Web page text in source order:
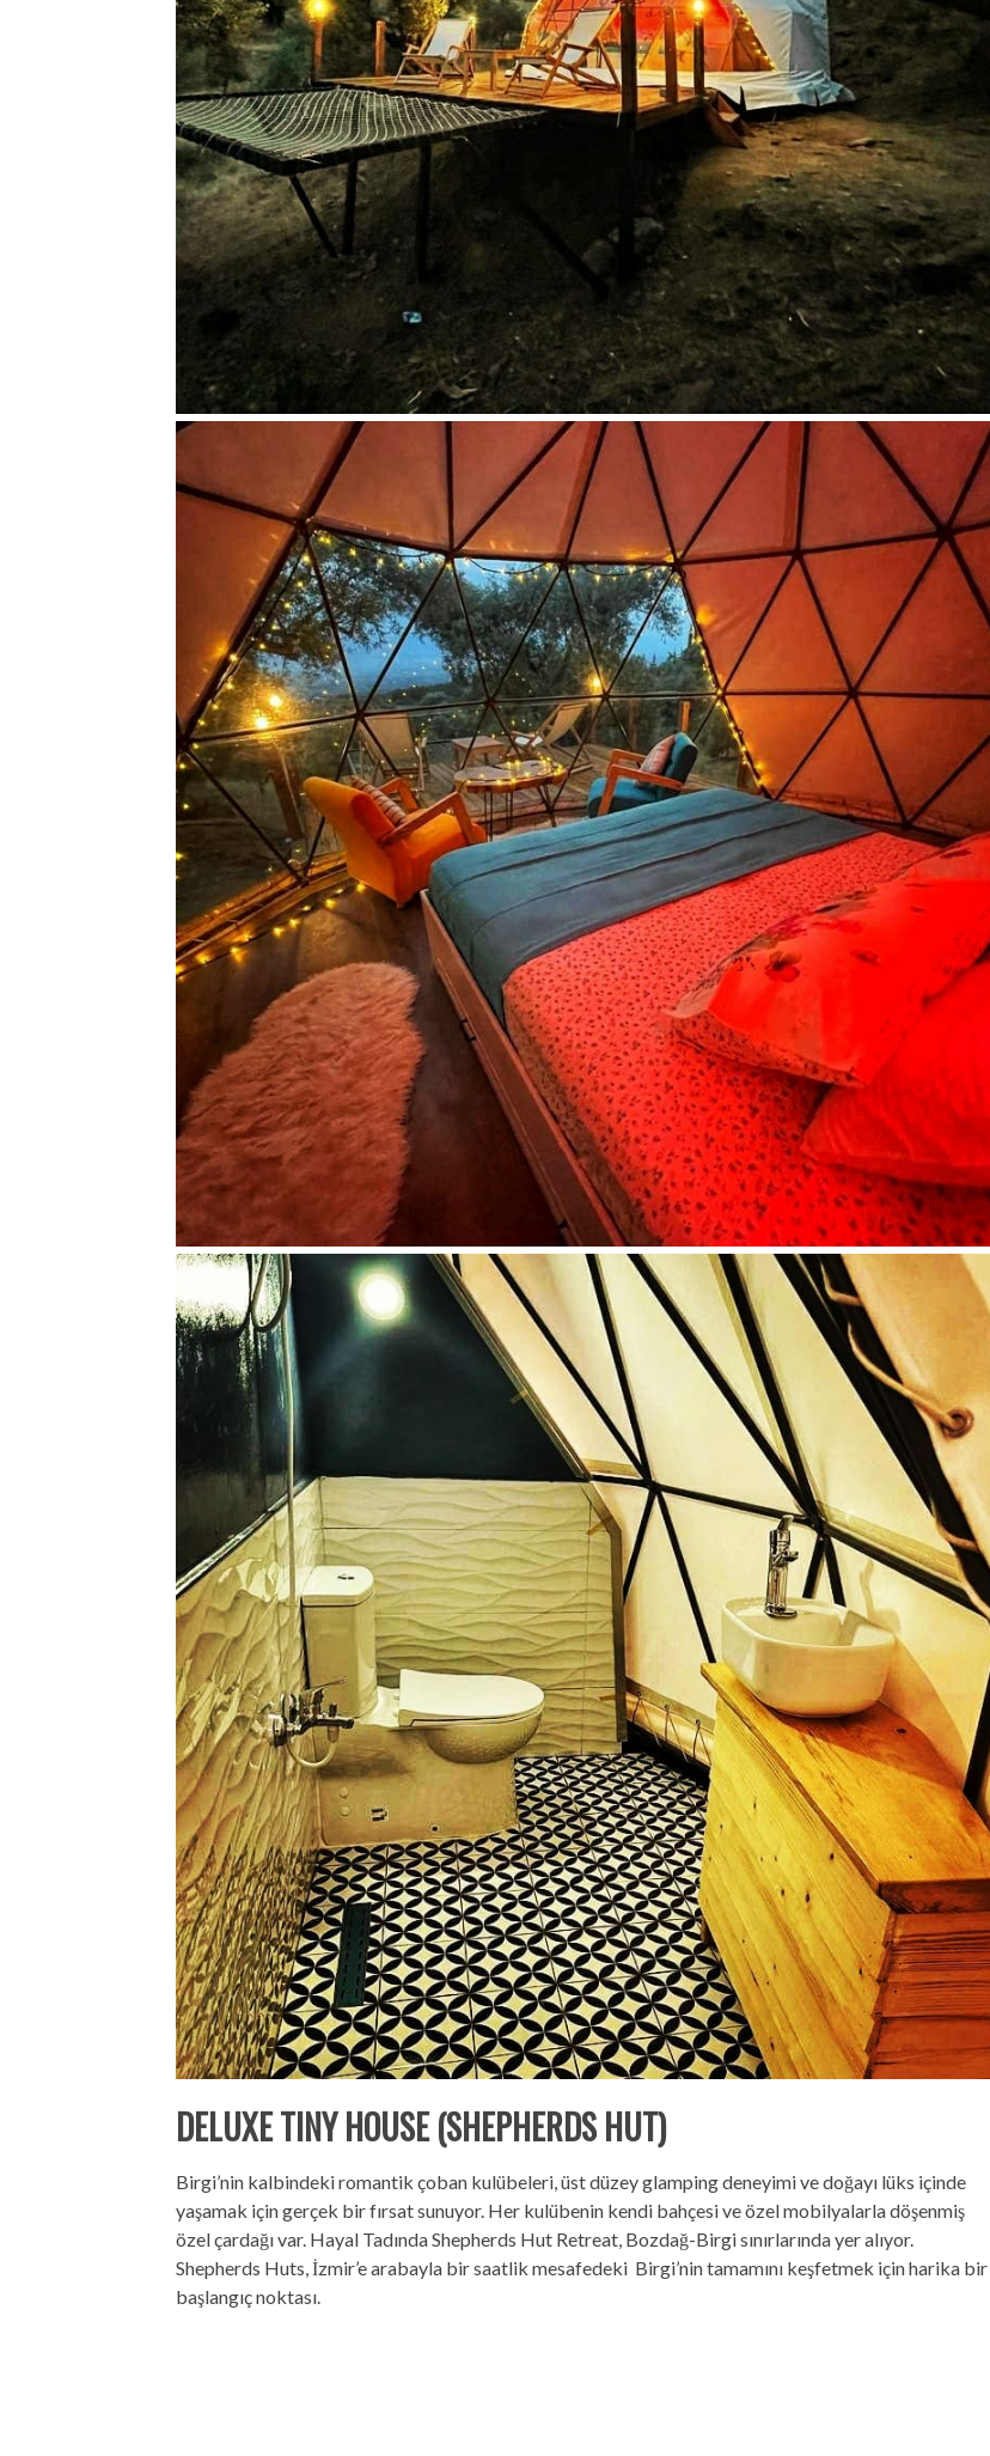
DELUXE TINY HOUSE (SHEPHERDS HUT)
Birgi’nin kalbindeki romantik çoban kulübeleri, üst düzey glamping deneyimi ve doğayı lüks içinde
yaşamak için gerçek bir fırsat sunuyor. Her kulübenin kendi bahçesi ve özel mobilyalarla döşenmiş
özel çardağı var. Hayal Tadında Shepherds Hut Retreat, Bozdağ-Birgi sınırlarında yer alıyor.
Shepherds Huts, İzmir’e arabayla bir saatlik mesafedeki Birgi’nin tamamını keşfetmek için harika bir
başlangıç ​​noktası.